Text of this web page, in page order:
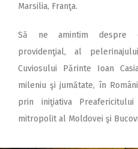
Marsilia, Franţa.
Să ne amintim despre
providenţial, al
Cuviosului Părinte Ioan
mileniu şi jumătate, în
prin iniţiativa
mitropolit al Moldovei şi